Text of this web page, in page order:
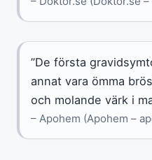
”De första
annat vara ömma
och molande värk i
– Apohem (Apohem –